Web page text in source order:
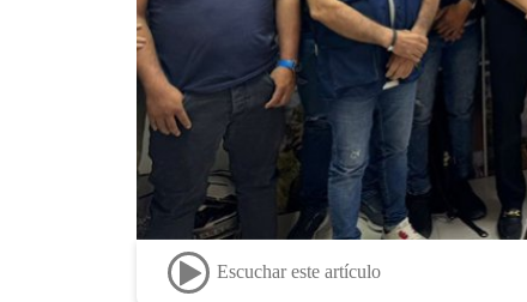
Escuchar este artículo